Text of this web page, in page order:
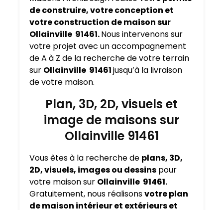
de construire, votre conception et
votre construction de maison sur
Ollainville 91461.Nous intervenons sur
votre projet avec un accompagnement
de A à Z de la recherche de votre terrain
sur Ollainville 91461jusqu’à la livraison
de votre maison.
Plan, 3D, 2D, visuels et
image de maisons sur
Ollainville 91461
Vous êtes à la recherche de plans, 3D,
2D, visuels, images ou dessins pour
votre maison sur Ollainville 91461.
Gratuitement, nous réalisonsvotre plan
de maison intérieur et extérieurs et